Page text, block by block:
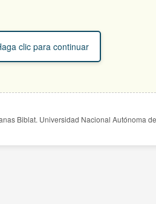
clic para continuar
Biblat. Universidad Nacional Autónoma